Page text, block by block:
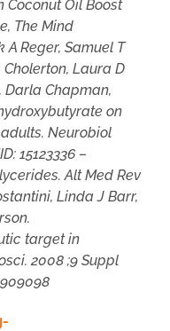
Coconut Oil Boost
The Mind
A Reger, Samuel T
Laura D
Darla Chapman,
on
Neurobiol
15123336 –
Alt Med Rev
Linda J Barr,
target in
2008 ;9 Suppl